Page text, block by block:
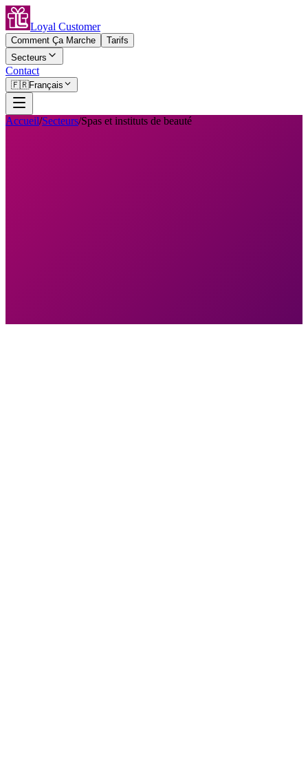
Loyal Customer
Comment Ça Marche
Tarifs
Secteurs
Contact
🇫🇷Français
Accueil/Secteurs/Spas et instituts de beauté